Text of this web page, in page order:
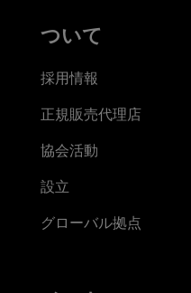
ついて
採用情報
正規販売代理店
協会活動
設立
グローバル拠点